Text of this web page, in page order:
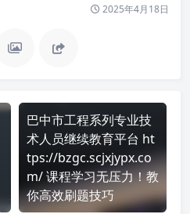
2025年4月18日
巴中市工程系列专业技
术人员继续教育平台 ht
tps://bzgc.scjxjypx.co
m/ 课程学习无压力！教
你高效刷题技巧